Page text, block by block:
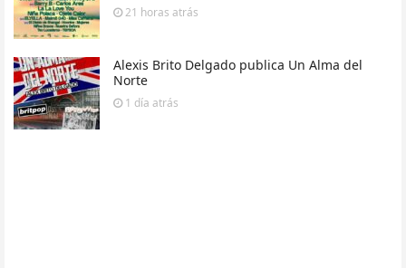
21 horas atrás
Alexis Brito Delgado publica Un Alma del
Norte
1 día atrás